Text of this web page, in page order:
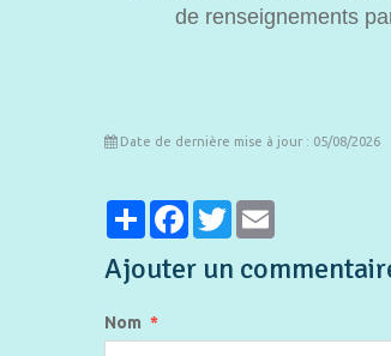
de renseignements
Date de dernière mise à jour : 05/08/2026
PartagerFacebook
Twitter
Ajouter un
Nom